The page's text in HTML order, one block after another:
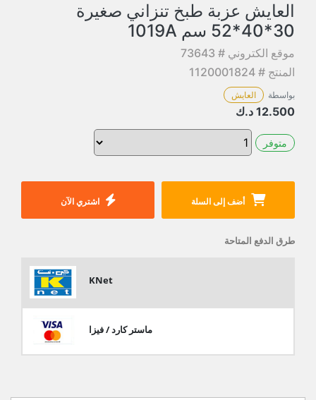
العايش عزبة طبخ تنزاني صغيرة
30*40*52 سم 1019A
موقع الكتروني # 73643
المنتج # 1120001824
بواسطة العايش
12.500 د.ك
متوفر
أضف إلى السلة اشتري الآن
طرق الدفع المتاحة
KNet
ماستر كارد / فيزا